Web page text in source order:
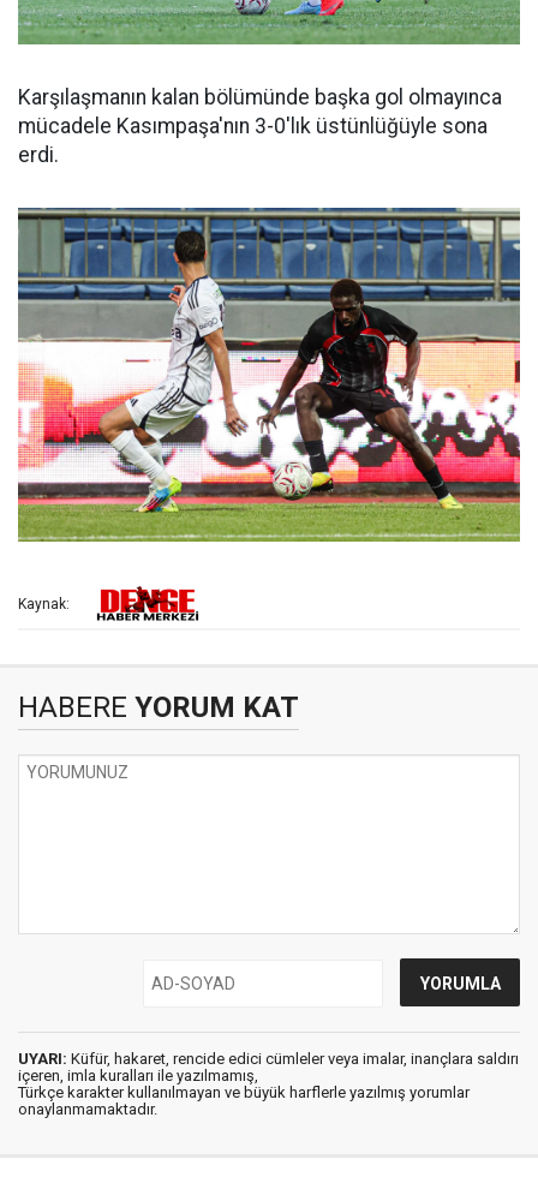
Karşılaşmanın kalan bölümünde başka gol olmayınca
mücadele Kasımpaşa'nın 3-0'lık üstünlüğüyle sona
erdi.
Kaynak:
HABERE YORUM KAT
UYARI: Küfür, hakaret, rencide edici cümleler veya imalar, inançlara saldırı
içeren, imla kuralları ile yazılmamış,
Türkçe karakter kullanılmayan ve büyük harflerle yazılmış yorumlar
onaylanmamaktadır.